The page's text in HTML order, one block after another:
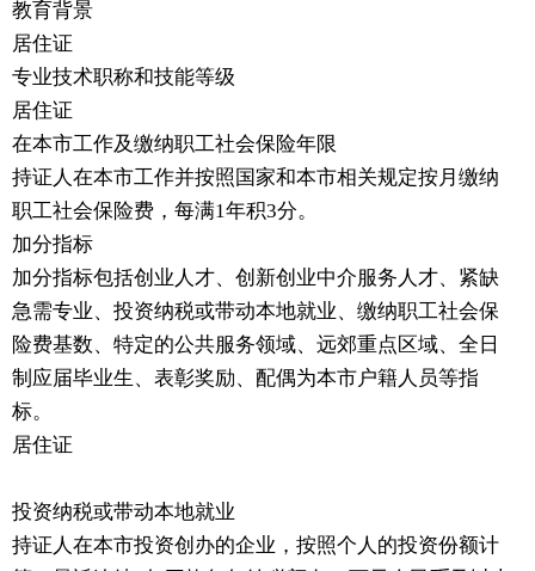
教育背景
居住证
专业技术职称和技能等级
居住证
在本市工作及缴纳职工社会保险年限
持证人在本市工作并按照国家和本市相关规定按月缴纳
职工社会保险费，每满1年积3分。
加分指标
加分指标包括创业人才、创新创业中介服务人才、紧缺
急需专业、投资纳税或带动本地就业、缴纳职工社会保
险费基数、特定的公共服务领域、远郊重点区域、全日
制应届毕业生、表彰奖励、配偶为本市户籍人员等指
标。
居住证
投资纳税或带动本地就业
持证人在本市投资创办的企业，按照个人的投资份额计